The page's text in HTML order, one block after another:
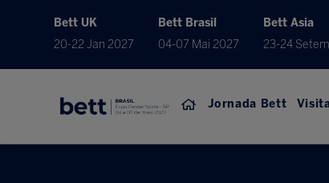
Bett UK
20-22 Jan 2027
Bett Brasil
04-07 Mai 2027
Bett Asia
23-24
Jornada Bett